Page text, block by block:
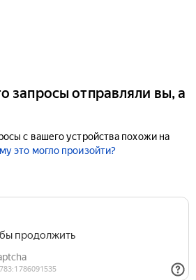
запросы отправляли вы, а
с вашего устройства похожи на
это могло произойти?